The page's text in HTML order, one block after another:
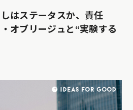
はステータスか、責任
オブリージュと“実験する